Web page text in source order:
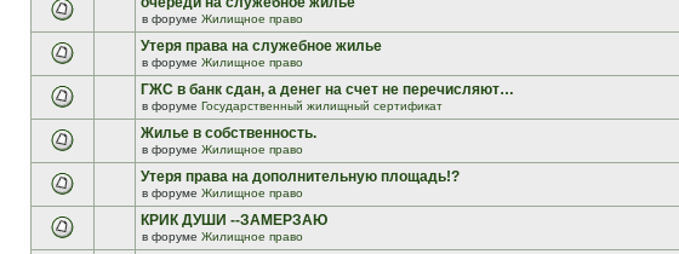
в форуме Жилищное право
Утеря права на служебное жилье
в форуме Жилищное право
ГЖС в банк сдан, а денег на счет не перечисляют…
в форуме Государственный жилищный сертификат
Жилье в собственность.
в форуме Жилищное право
Утеря права на дополнительную площадь!?
в форуме Жилищное право
КРИК ДУШИ --ЗАМЕРЗАЮ
в форуме Жилищное право